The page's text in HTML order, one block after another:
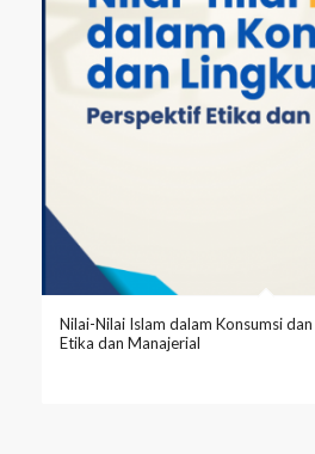
Nilai-Nilai Islam dalam Konsumsi
Etika dan Manajerial